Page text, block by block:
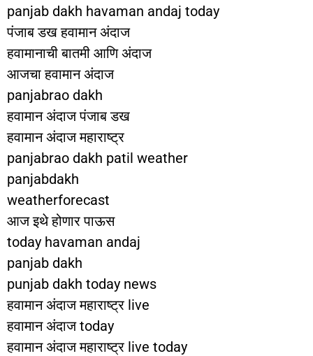
panjab dakh havaman andaj today
पंजाब डख हवामान अंदाज
हवामानाची बातमी आणि अंदाज
आजचा हवामान अंदाज
panjabrao dakh
हवामान अंदाज पंजाब डख
हवामान अंदाज महाराष्ट्र
panjabrao dakh patil weather
panjabdakh
weatherforecast
आज इथे होणार पाऊस
today havaman andaj
panjab dakh
punjab dakh today news
हवामान अंदाज महाराष्ट्र live
हवामान अंदाज today
हवामान अंदाज महाराष्ट्र live today